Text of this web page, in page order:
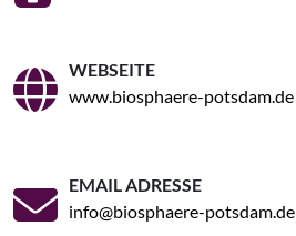
WEBSEITE
www.biosphaere-potsdam.de
EMAIL ADRESSE
info@biosphaere-potsdam.de